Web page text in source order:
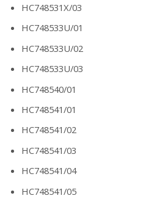
HC748531X/03
HC748533U/01
HC748533U/02
HC748533U/03
HC748540/01
HC748541/01
HC748541/02
HC748541/03
HC748541/04
HC748541/05